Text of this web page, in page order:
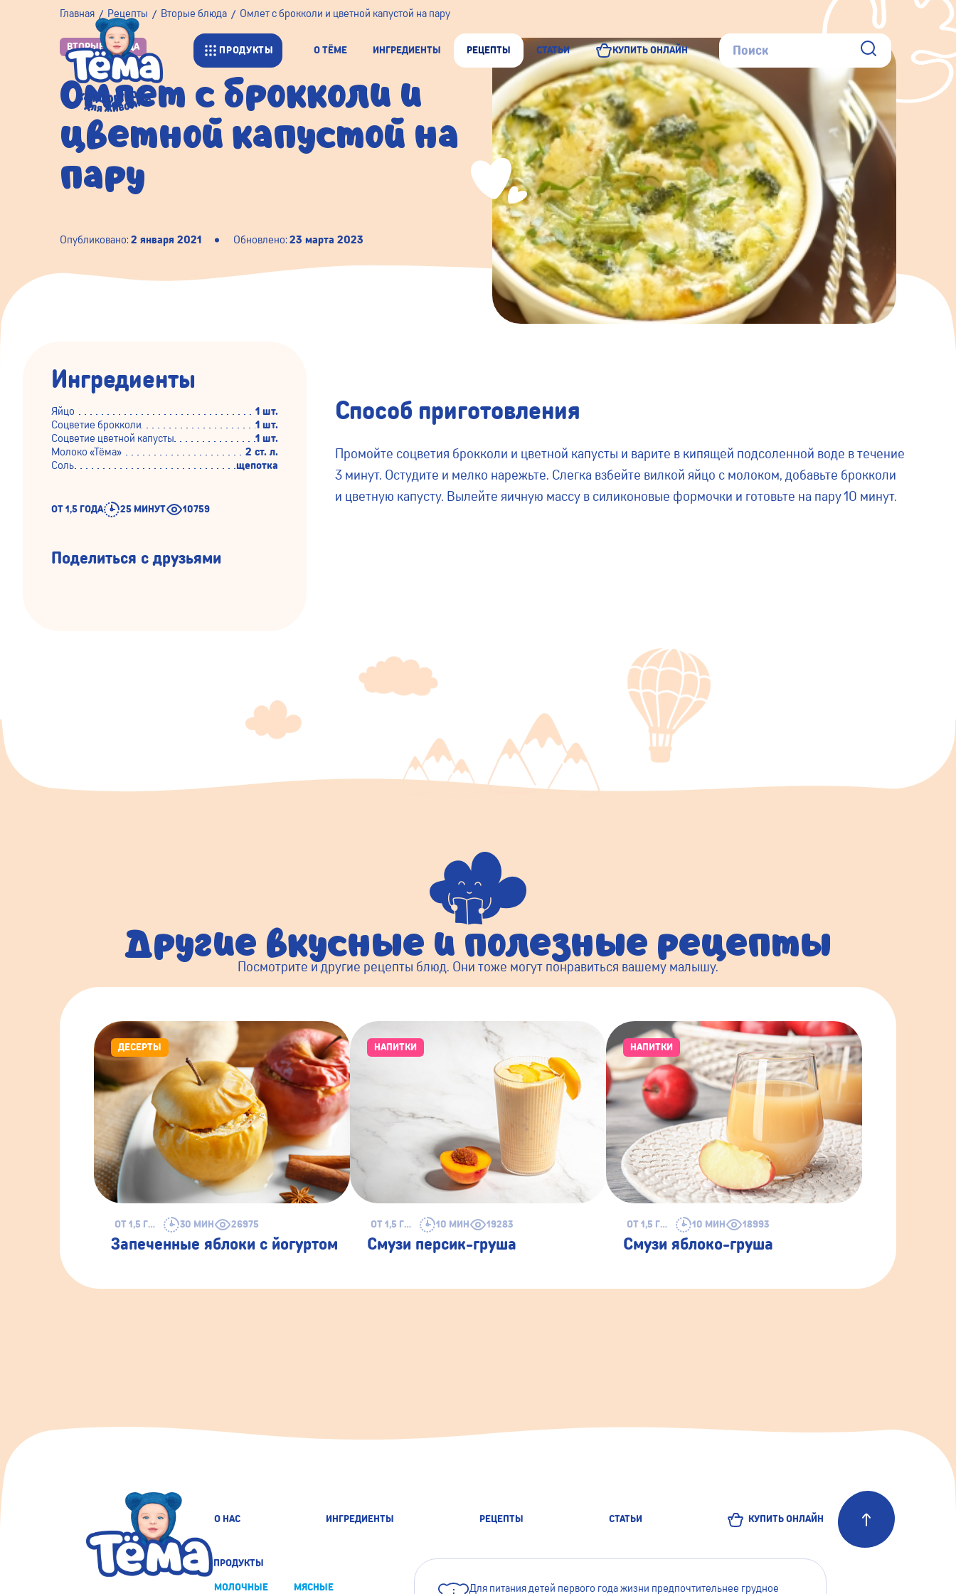
ПРОДУКТЫ О ТЁМЕ ИНГРЕДИЕНТЫ РЕЦЕПТЫ СТАТЬИ КУПИТЬ ОНЛАЙН
Главная Рецепты Вторые блюда Омлет с брокколи и цветной капустой на пару
ВТОРЫЕ БЛЮДА
Омлет с брокколи и
цветной капустой на
пару
Опубликовано:2 января 2021 Обновлено:23 марта 2023
Ингредиенты
Яйцо
1 шт.
Соцветие брокколи
1 шт.
Соцветие цветной капусты
1 шт.
Молоко «Тёма»
2 ст. л.
Соль
щепотка
ОТ 1,5 ГОДА 25 МИНУТ 10759
Поделиться с друзьями
Способ приготовления
Промойте соцветия брокколи и цветной капусты и варите в кипящей подсоленной воде в течение
3 минут. Остудите и мелко нарежьте. Слегка взбейте вилкой яйцо с молоком, добавьте брокколи
и цветную капусту. Вылейте яичную массу в силиконовые формочки и готовьте на пару 10 минут.
Другие вкусные и полезные рецепты
Посмотрите и другие рецепты блюд. Они тоже могут понравиться вашему малышу.
ДЕСЕРТЫ
ОТ 1,5 ГОДА 30 МИН 26975
Запеченные яблоки с йогуртом
НАПИТКИ
ОТ 1,5 ГОДА 10 МИН 19283
Смузи персик-груша
НАПИТКИ
ОТ 1,5 ГОДА 10 МИН 18993
Смузи яблоко-груша
О НАС ИНГРЕДИЕНТЫ РЕЦЕПТЫ СТАТЬИ КУПИТЬ ОНЛАЙН
ПРОДУКТЫ
МОЛОЧНЫЕ
МЯСНЫЕ
Для питания детей первого года жизни предпочтительнее грудное